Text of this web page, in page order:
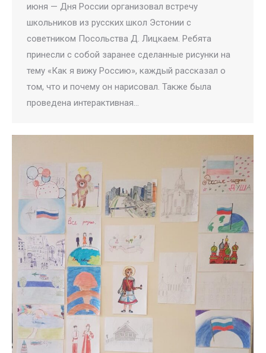
июня — Дня России организовал встречу
школьников из русских школ Эстонии с
советником Посольства Д. Лицкаем. Ребята
принесли с собой заранее сделанные рисунки на
тему «Как я вижу Россию», каждый рассказал о
том, что и почему он нарисовал. Также была
проведена интерактивная…